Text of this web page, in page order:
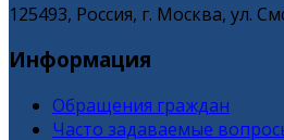
125493, Россия, г. Москва, ул.
Информация
Обращения граждан
Часто задаваемые